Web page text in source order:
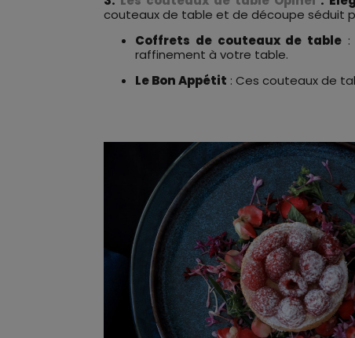
couteaux de table et de découpe séduit
Coffrets de couteaux de table
raffinement à votre table.
Le Bon Appétit : Ces couteaux de